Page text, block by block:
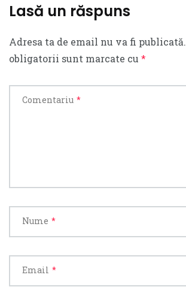
Lasă un răspuns
Adresa ta de email nu va fi publicată.
obligatorii sunt marcate cu *
Comentariu *
Nume *
Email *